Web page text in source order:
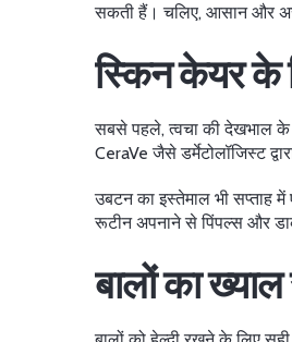
सकती हैं। चलिए, आसान और
स्किन केयर के
सबसे पहले, त्वचा की देखभाल
CeraVe जैसे डर्मेटोलॉजिस्ट
उबटन का इस्तेमाल भी सप्ताह
रूटीन अपनाने से पिंपल्स और
बालों का